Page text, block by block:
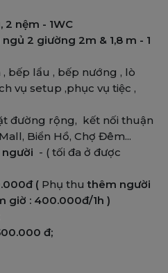
2 nệm - 1WC
2 giường 2m & 1,8 m - 1
bếp lẩu , bếp nướng , lò
vụ setup ,phục vụ tiệc ,
đường rộng, kết nối thuận
Biển Hồ, Chợ Đêm...
người - ( tối đa ở được
( Phụ thuthêm người
giờ : 400.000đ/1h )
đ;